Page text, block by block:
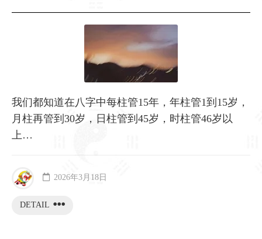
我们都知道在八字中每柱管15年，年柱管1到15岁，
月柱再管到30岁，日柱管到45岁，时柱管46岁以
上…
DETAIL
2026年3月18日